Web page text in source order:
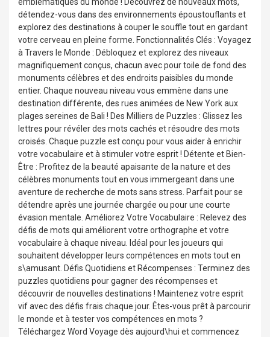
détendez-vous dans des environnements époustouflants et
explorez des destinations à couper le souffle tout en gardant
votre cerveau en pleine forme. Fonctionnalités Clés : Voyagez
à Travers le Monde : Débloquez et explorez des niveaux
magnifiquement conçus, chacun avec pour toile de fond des
monuments célèbres et des endroits paisibles du monde
entier. Chaque nouveau niveau vous emmène dans une
destination différente, des rues animées de New York aux
plages sereines de Bali ! Des Milliers de Puzzles : Glissez les
lettres pour révéler des mots cachés et résoudre des mots
croisés. Chaque puzzle est conçu pour vous aider à enrichir
votre vocabulaire et à stimuler votre esprit ! Détente et Bien-
Être : Profitez de la beauté apaisante de la nature et des
célèbres monuments tout en vous immergeant dans une
aventure de recherche de mots sans stress. Parfait pour se
détendre après une journée chargée ou pour une courte
évasion mentale. Améliorez Votre Vocabulaire : Relevez des
défis de mots qui améliorent votre orthographe et votre
vocabulaire à chaque niveau. Idéal pour les joueurs qui
souhaitent développer leurs compétences en mots tout en
s\amusant. Défis Quotidiens et Récompenses : Terminez des
puzzles quotidiens pour gagner des récompenses et
découvrir de nouvelles destinations ! Maintenez votre esprit
vif avec des défis frais chaque jour. Êtes-vous prêt à parcourir
le monde et à tester vos compétences en mots ?
Téléchargez Word Voyage dès aujourd\hui et commencez